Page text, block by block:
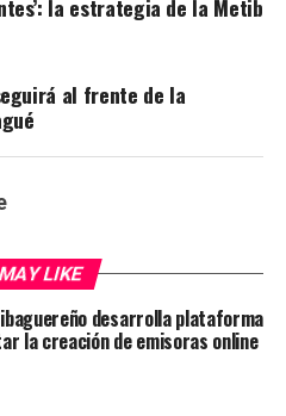
la estrategia de la Metib
al frente de la
LIKE
desarrolla plataforma
la creación de emisoras online